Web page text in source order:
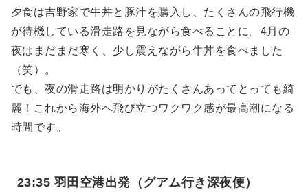
夕食は吉野家で牛丼と豚汁を購入し、たくさんの飛行機
が待機している滑走路を見ながら食べることに。4月の
夜はまだまだ寒く、少し震えながら牛丼を食べました
（笑）。
でも、夜の滑走路は明かりがたくさんあってとっても綺
麗！これから海外へ飛び立つワクワク感が最高潮になる
時間です。
23:35 羽田空港出発（グアム行き深夜便）